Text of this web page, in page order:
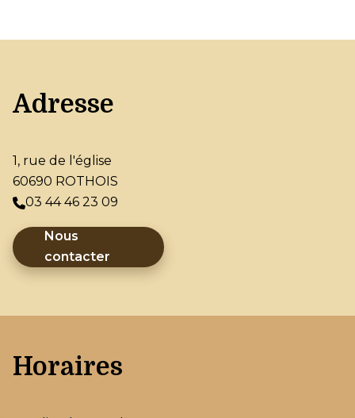
Adresse
1, rue de l'église
60690 ROTHOIS
03 44 46 23 09
Nous
contacter
Horaires